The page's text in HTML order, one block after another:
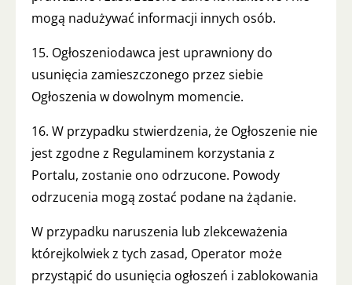
mogą nadużywać informacji innych osób.
15. Ogłoszeniodawca jest uprawniony do
usunięcia zamieszczonego przez siebie
Ogłoszenia w dowolnym momencie.
16. W przypadku stwierdzenia, że Ogłoszenie nie
jest zgodne z Regulaminem korzystania z
Portalu, zostanie ono odrzucone. Powody
odrzucenia mogą zostać podane na żądanie.
W przypadku naruszenia lub zlekceważenia
którejkolwiek z tych zasad, Operator może
przystąpić do usunięcia ogłoszeń i zablokowania